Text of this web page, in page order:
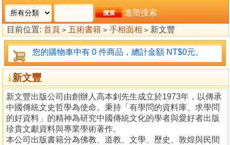
進階搜索
目前位置: 首頁 > 五術書籍 > 手相面相 > 新文豐
您的購物車中有 0 件商品，總計金額 NT$0元。
新文豐
新文豐出版公司由創辦人高本釗先生成立於1973年，以傳承
中國傳統文史哲學為使命。秉持「有學問的資料庫、求學問
的好資料」的精神為研究中國傳統文化的學者與愛好者出版
珍貴文獻資料與專業學術著作。
本公司出版書籍分為佛教、道教、文學、歷史、敦煌與民間